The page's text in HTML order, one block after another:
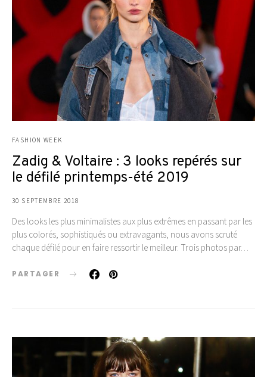
FASHION WEEK
Zadig & Voltaire : 3 looks repérés sur
le défilé printemps-été 2019
30 SEPTEMBRE 2018
Des looks les plus minimalistes aux plus extrêmes en passant par les
plus colorés, sophistiqués ou extravagants, nous avons scruté
chaque défilé pour en faire ressortir le meilleur. Trois photos par…
PARTAGER